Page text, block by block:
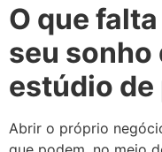
O que
seu sonho
estúdio
Abrir o próprio